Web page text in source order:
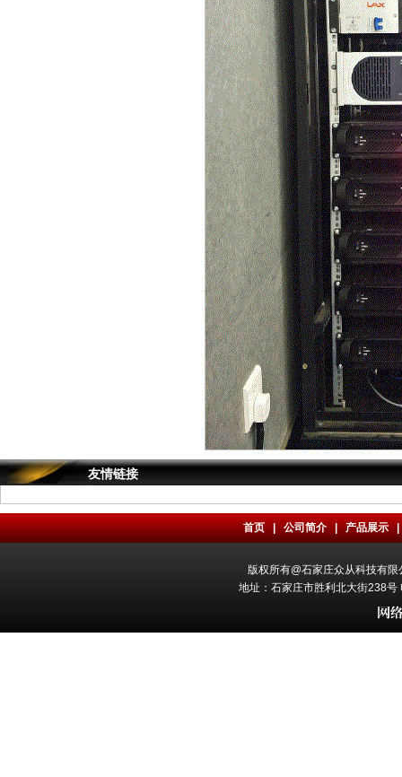
友情链接
首页|公司简介|产品展示
版权所有@石家庄众从科技有
地址：石家庄市胜利北大街238